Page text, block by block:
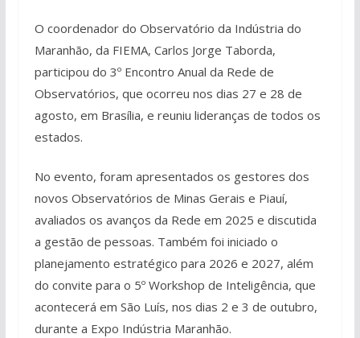
O coordenador do Observatório da Indústria do
Maranhão, da FIEMA, Carlos Jorge Taborda,
participou do 3º Encontro Anual da Rede de
Observatórios, que ocorreu nos dias 27 e 28 de
agosto, em Brasília, e reuniu lideranças de todos os
estados.
No evento, foram apresentados os gestores dos
novos Observatórios de Minas Gerais e Piauí,
avaliados os avanços da Rede em 2025 e discutida
a gestão de pessoas. Também foi iniciado o
planejamento estratégico para 2026 e 2027, além
do convite para o 5º Workshop de Inteligência, que
acontecerá em São Luís, nos dias 2 e 3 de outubro,
durante a Expo Indústria Maranhão.